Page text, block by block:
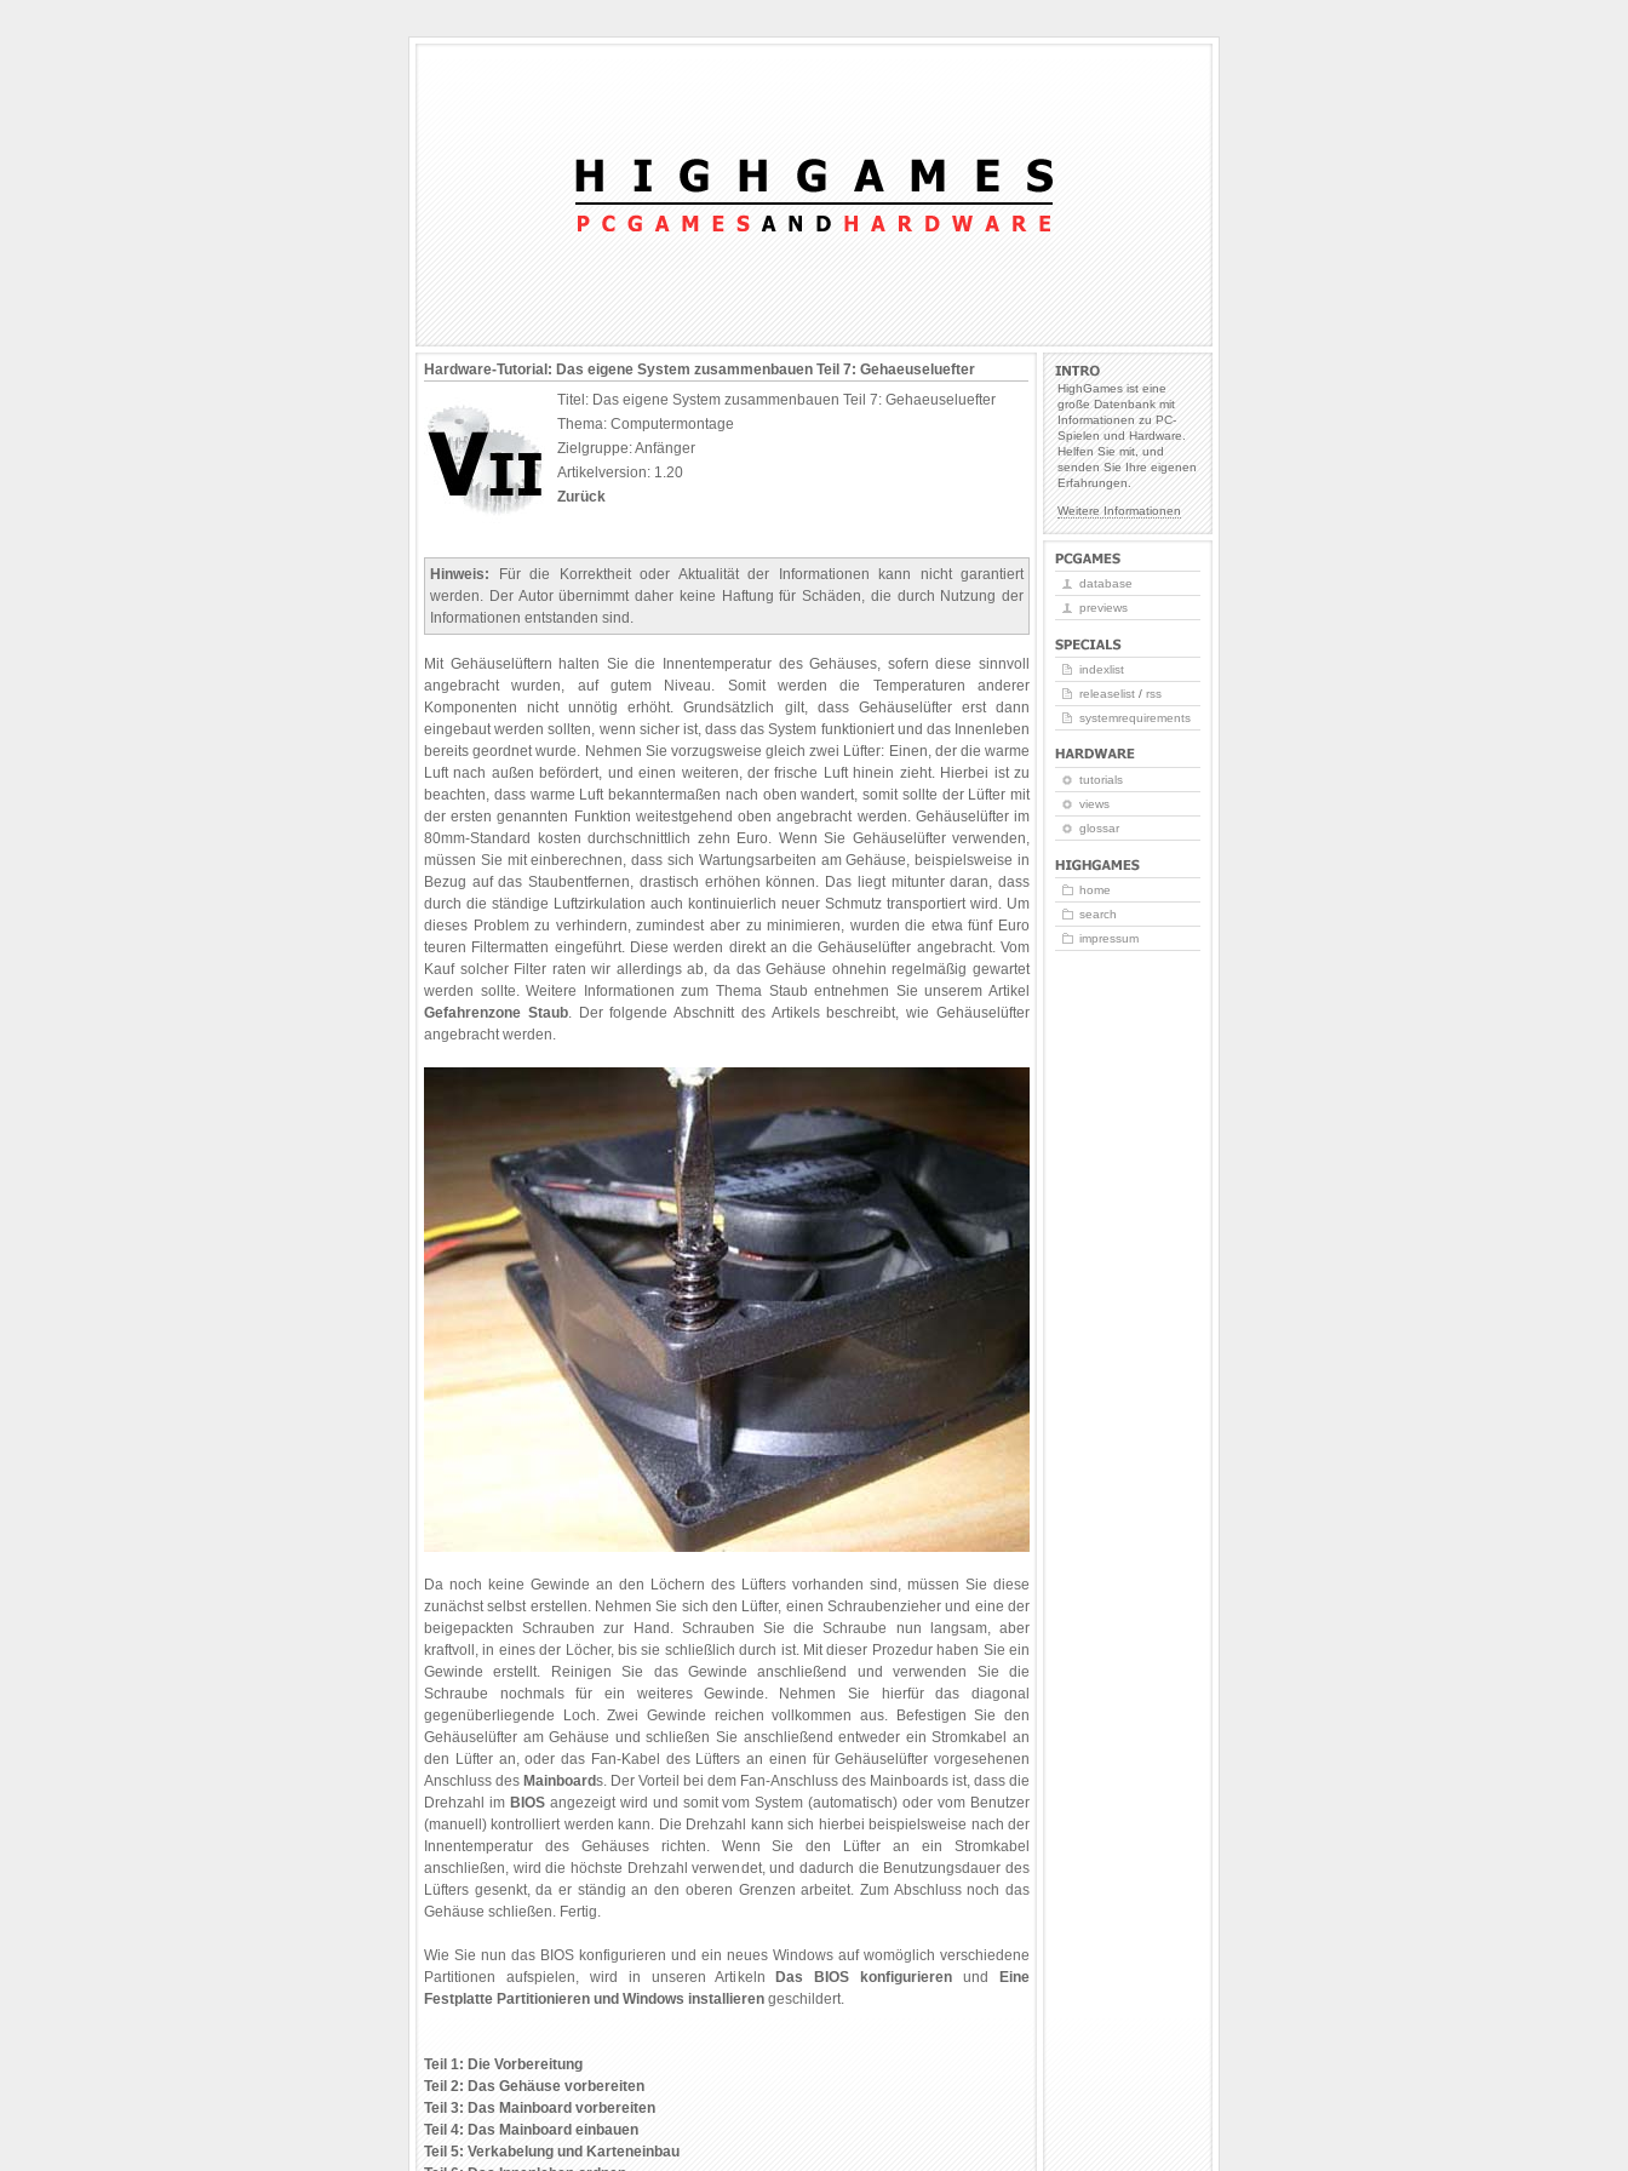
HighGames ist eine
große Datenbank mit
Informationen zu PC-
Spielen und Hardware.
Helfen Sie mit, und
senden Sie Ihre eigenen
Erfahrungen.
Weitere Informationen
Hardware-Tutorial: Das eigene System zusammenbauen Teil 7: Gehaeuseluefter
Titel: Das eigene System zusammenbauen Teil 7: Gehaeuseluefter
Thema: Computermontage
Zielgruppe: Anfänger
Artikelversion: 1.20
Zurück
Hinweis: Für die Korrektheit oder Aktualität der Informationen kann nicht garantiert
werden. Der Autor übernimmt daher keine Haftung für Schäden, die durch Nutzung der
Informationen entstanden sind.
Mit Gehäuselüftern halten Sie die Innentemperatur des Gehäuses, sofern diese sinnvoll
angebracht wurden, auf gutem Niveau. Somit werden die Temperaturen anderer
Komponenten nicht unnötig erhöht. Grundsätzlich gilt, dass Gehäuselüfter erst dann
eingebaut werden sollten, wenn sicher ist, dass das System funktioniert und das Innenleben
bereits geordnet wurde. Nehmen Sie vorzugsweise gleich zwei Lüfter: Einen, der die warme
Luft nach außen befördert, und einen weiteren, der frische Luft hinein zieht. Hierbei ist zu
beachten, dass warme Luft bekanntermaßen nach oben wandert, somit sollte der Lüfter mit
der ersten genannten Funktion weitestgehend oben angebracht werden. Gehäuselüfter im
80mm-Standard kosten durchschnittlich zehn Euro. Wenn Sie Gehäuselüfter verwenden,
müssen Sie mit einberechnen, dass sich Wartungsarbeiten am Gehäuse, beispielsweise in
Bezug auf das Staubentfernen, drastisch erhöhen können. Das liegt mitunter daran, dass
durch die ständige Luftzirkulation auch kontinuierlich neuer Schmutz transportiert wird. Um
dieses Problem zu verhindern, zumindest aber zu minimieren, wurden die etwa fünf Euro
teuren Filtermatten eingeführt. Diese werden direkt an die Gehäuselüfter angebracht. Vom
Kauf solcher Filter raten wir allerdings ab, da das Gehäuse ohnehin regelmäßig gewartet
werden sollte. Weitere Informationen zum Thema Staub entnehmen Sie unserem Artikel
Gefahrenzone Staub. Der folgende Abschnitt des Artikels beschreibt, wie Gehäuselüfter
angebracht werden.
Da noch keine Gewinde an den Löchern des Lüfters vorhanden sind, müssen Sie diese
zunächst selbst erstellen. Nehmen Sie sich den Lüfter, einen Schraubenzieher und eine der
beigepackten Schrauben zur Hand. Schrauben Sie die Schraube nun langsam, aber
kraftvoll, in eines der Löcher, bis sie schließlich durch ist. Mit dieser Prozedur haben Sie ein
Gewinde erstellt. Reinigen Sie das Gewinde anschließend und verwenden Sie die
Schraube nochmals für ein weiteres Gewinde. Nehmen Sie hierfür das diagonal
gegenüberliegende Loch. Zwei Gewinde reichen vollkommen aus. Befestigen Sie den
Gehäuselüfter am Gehäuse und schließen Sie anschließend entweder ein Stromkabel an
den Lüfter an, oder das Fan-Kabel des Lüfters an einen für Gehäuselüfter vorgesehenen
Anschluss des Mainboards. Der Vorteil bei dem Fan-Anschluss des Mainboards ist, dass die
Drehzahl im BIOSangezeigt wird und somit vom System (automatisch) oder vom Benutzer
(manuell) kontrolliert werden kann. Die Drehzahl kann sich hierbei beispielsweise nach der
Innentemperatur des Gehäuses richten. Wenn Sie den Lüfter an ein Stromkabel
anschließen, wird die höchste Drehzahl verwendet, und dadurch die Benutzungsdauer des
Lüfters gesenkt, da er ständig an den oberen Grenzen arbeitet. Zum Abschluss noch das
Gehäuse schließen. Fertig.
Wie Sie nun das BIOS konfigurieren und ein neues Windows auf womöglich verschiedene
Partitionen aufspielen, wird in unseren Artikeln
Das BIOS konfigurieren und
Eine
Festplatte Partitionieren und Windows installieren geschildert.
Teil 1: Die Vorbereitung
Teil 2: Das Gehäuse vorbereiten
Teil 3: Das Mainboard vorbereiten
Teil 4: Das Mainboard einbauen
Teil 5: Verkabelung und Karteneinbau
database
previews
indexlist
releaselist / rss
systemrequirements
tutorials
views
glossar
home
search
impressum